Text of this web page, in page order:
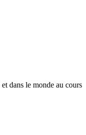
dans le monde au cours